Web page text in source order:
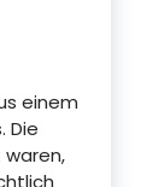
einem
Die